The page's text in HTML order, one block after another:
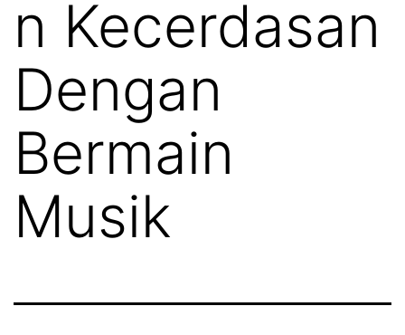
n Kecerdasan
Dengan
Bermain
Musik